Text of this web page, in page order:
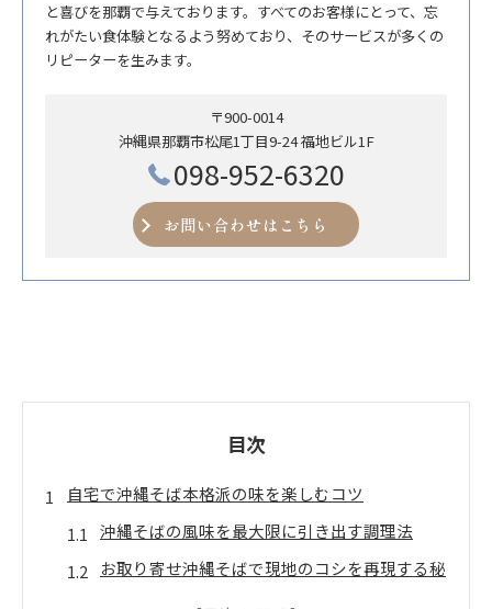
と喜びを那覇で与えております。すべてのお客様にとって、忘
れがたい食体験となるよう努めており、そのサービスが多くの
リピーターを生みます。
〒900-0014
沖縄県那覇市松尾1丁目9-24 福地ビル1F
098-952-6320
お問い合わせはこちら
目次
自宅で沖縄そば本格派の味を楽しむコツ
沖縄そばの風味を最大限に引き出す調理法
お取り寄せ沖縄そばで現地のコシを再現する秘